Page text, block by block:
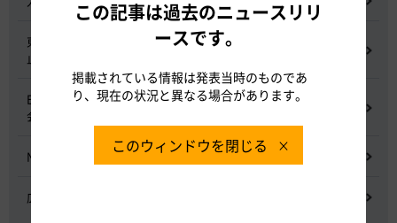
東名高速道路 中吉田高架橋 塗装塗替え工事による火災事故再発防
止委員会
E20 中央道を跨ぐ橋梁の耐震補強工事施工不良に関する調査委員
会
NEXCO中日本における降雪時の対応に関する検討会
広域的なETCシステム障害発生時の危機管理検討委員会
この記事は過去のニュースリリ
ースです。
掲載されている情報は発表当時のものであ
り、現在の状況と異なる場合があります。
このウィンドウを閉じる